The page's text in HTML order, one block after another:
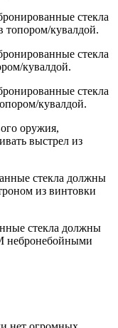
стекла
топором/кувалдой.
стекла
кувалдой.
стекла
кувалдой.
оружия,
выстрел из
стекла должны
из винтовки
стекла должны
небронебойными